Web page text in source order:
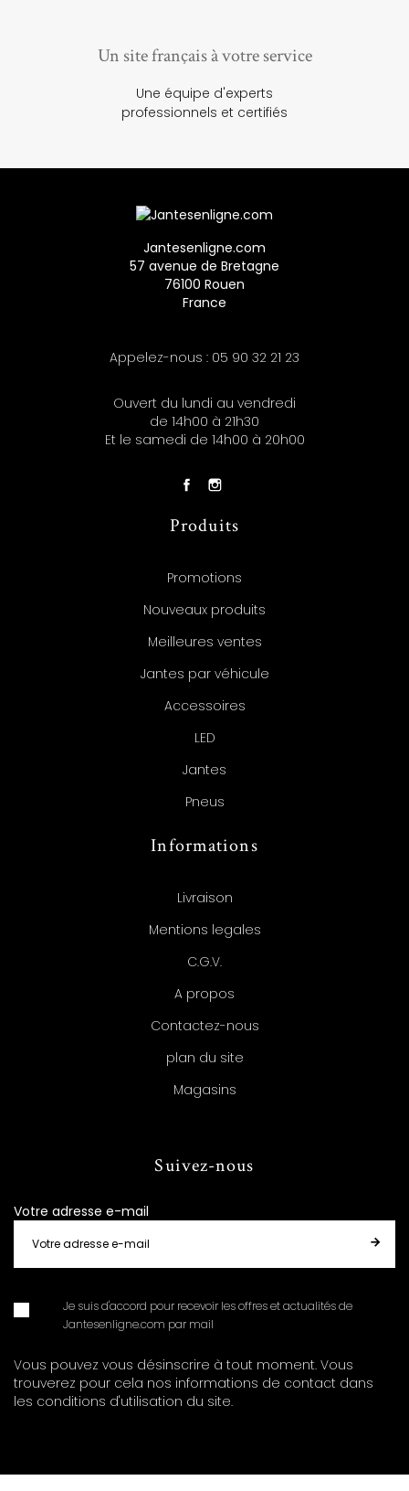
Un site français à votre service
Une équipe d'experts
professionnels et certifiés
Jantesenligne.com
57 avenue de Bretagne
76100 Rouen
France
Appelez-nous : 05 90 32 21 23
Ouvert du lundi au vendredi
de 14h00 à 21h30
Et le samedi de 14h00 à 20h00
Produits
Promotions
Nouveaux produits
Meilleures ventes
Jantes par véhicule
Accessoires
LED
Jantes
Pneus
Informations
Livraison
Mentions legales
C.G.V.
A propos
Contactez-nous
plan du site
Magasins
Suivez-nous
Votre adresse e-mail
Je suis d'accord pour recevoir les offres et actualités de
Jantesenligne.com par mail
Vous pouvez vous désinscrire à tout moment. Vous
trouverez pour cela nos informations de contact dans
les conditions d'utilisation du site.